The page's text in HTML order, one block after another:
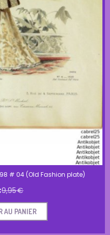
# 04 (Old Fashion plate)
9,95€
AU PANIER